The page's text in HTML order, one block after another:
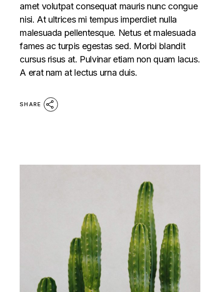
amet volutpat consequat mauris nunc congue
nisi. At ultrices mi tempus imperdiet nulla
malesuada pellentesque. Netus et malesuada
fames ac turpis egestas sed. Morbi blandit
cursus risus at. Pulvinar etiam non quam lacus.
A erat nam at lectus urna duis.
SHARE